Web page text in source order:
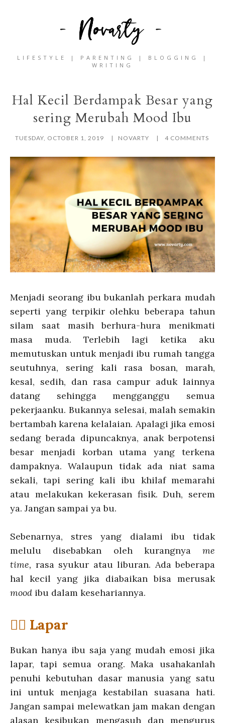
LIFESTYLE | PARENTING | BLOGGING |
WRITING
Hal Kecil Berdampak Besar yang
sering Merubah Mood Ibu
TUESDAY, OCTOBER 1, 2019 NOVARTY 4 COMMENTS
Menjadi seorang ibu bukanlah perkara mudah
seperti yang terpikir olehku beberapa tahun
silam saat masih berhura-hura menikmati
masa muda. Terlebih lagi ketika aku
memutuskan untuk menjadi ibu rumah tangga
seutuhnya, sering kali rasa bosan, marah,
kesal, sedih, dan rasa campur aduk lainnya
datang sehingga mengganggu semua
pekerjaanku. Bukannya selesai, malah semakin
bertambah karena kelalaian. Apalagi jika emosi
sedang berada dipuncaknya, anak berpotensi
besar menjadi korban utama yang terkena
dampaknya. Walaupun tidak ada niat sama
sekali, tapi sering kali ibu khilaf memarahi
atau melakukan kekerasan fisik. Duh, serem
ya. Jangan sampai ya bu.
Sebenarnya, stres yang dialami ibu tidak
melulu disebabkan oleh kurangnya me
time, rasa syukur atau liburan. Ada beberapa
hal kecil yang jika diabaikan bisa merusak
mood ibu dalam kesehariannya.
💁‍♀️ Lapar
Bukan hanya ibu saja yang mudah emosi jika
lapar, tapi semua orang. Maka usahakanlah
penuhi kebutuhan dasar manusia yang satu
ini untuk menjaga kestabilan suasana hati.
Jangan sampai melewatkan jam makan dengan
alasan kesibukan mengasuh dan mengurus